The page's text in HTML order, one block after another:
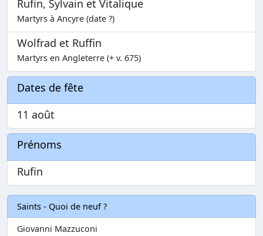
Rufin, Sylvain et Vitalique
Martyrs à Ancyre (date ?)
Wolfrad et Ruffin
Martyrs en Angleterre (+ v. 675)
Dates de fête
11 août
Prénoms
Rufin
Saints - Quoi de neuf ?
Giovanni Mazzuconi